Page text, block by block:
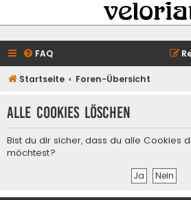
FAQ
Startseite Foren-Übersicht
Alle Cookies löschen
Bist du dir sicher, dass du alle Cookies
möchtest?